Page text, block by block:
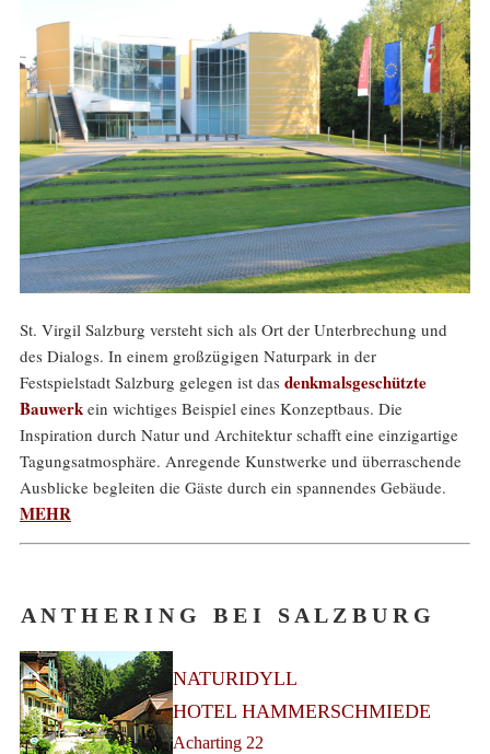
St. Virgil Salzburg versteht sich als Ort der Unterbrechung und
des Dialogs. In einem großzügigen Naturpark in der
Festspielstadt Salzburg gelegen ist das denkmalsgeschützte
Bauwerk ein wichtiges Beispiel eines Konzeptbaus. Die
Inspiration durch Natur und Architektur schafft eine einzigartige
Tagungsatmosphäre. Anregende Kunstwerke und überraschende
Ausblicke begleiten die Gäste durch ein spannendes Gebäude.
MEHR
A N T H E R I N G B E I S A L Z B U R G
NATURIDYLL
HOTEL HAMMERSCHMIEDE
Acharting 22